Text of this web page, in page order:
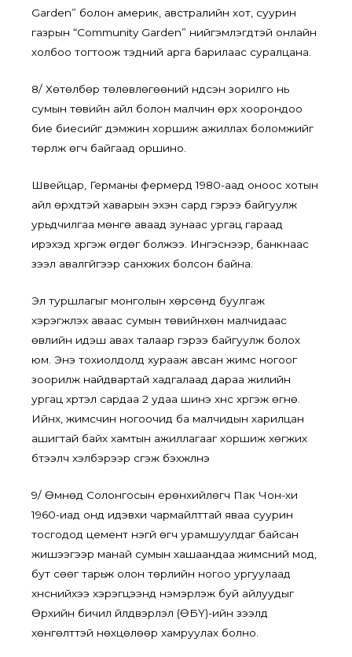
Garden” болон америк, австралийн хот, суурин
газрын “Community Garden” нийгэмлэгүүдтэй онлайн
холбоо тогтоож тэдний арга барилаас суралцана.
8/ Хөтөлбөр төлөвлөгөөний үндсэн зорилго нь
сумын төвийн айл болон малчин өрх хоорондоо
бие биесийг дэмжин хоршиж ажиллах боломжийг
төрүүлж өгч байгаад оршино.
Швейцар, Германы фермерүүд 1980-аад оноос хотын
айл өрхүүдтэй хаварын эхэн сард гэрээ байгуулж
урьдчилгаа мөнгө аваад зунаас ургац гараад
ирэхэд хүргэж өгдөг болжээ. Ингэснээр, банкнаас
зээл авалгүйгээр санхүүжих болсон байна.
Эл туршлагыг монголын хөрсөнд буулгаж
хэрэгжүүлэх аваас сумын төвийнхөн малчидаас
өвлийн идэш авах талаар гэрээ байгуулж болох
юм. Энэ тохиолдолд хурааж авсан жимс ногоог
зоорилж найдвартай хадгалаад дараа жилийн
ургац хүртэл сардаа 2 удаа шинэ хүнс хүргэж өгнө.
Ийнхүү, жимсчин ногоочид ба малчидын харилцан
ашигтай байх хамтын ажиллагааг хоршиж хөгжих
бүтээлч хэлбэрээр үүсгэж бэхжүүлнэ
9/ Өмнөд Солонгосын ерөнхийлөгч Пак Чон-хи
1960-иад онд идэвхи чармайлттай яваа суурин
тосгодод цемент үнэгүй өгч урамшуулдаг байсан
жишээгээр манай сумын хашаандаа жимсний мод,
бут сөөг тарьж олон төрлийн ногоо ургуулаад
хүнснийхээ хэрэгцээнд нэмэрлэж буй айлуудыг
Өрхийн бичил үйлдвэрлэл (ӨБҮ)-ийн зээлд
хөнгөлттэй нөхцөлөөр хамруулах болно.